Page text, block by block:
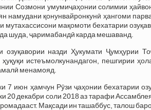
Созмони умумиҷаҳонии солимии
намудани қонунвайронкунӣ ҳангоми
мутахассисони мақомоти бехатарии
шуда, ҷаримабандӣ карда мешаванд.
озуқавории назди Ҳукумати Ҷумҳурии
ҳуқуқи истеъмолкунандагон, пешгирии
менамояд.
7 июн ҳамчун Рӯзи ҷаҳонии бехатарии
20 декабри соли 2018 аз тарафи
Мақсади ин ташаббус, талош